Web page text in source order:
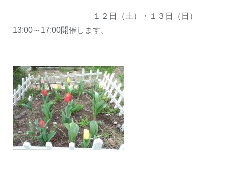
１２日（土）・１３日（日）
13:00～17:00開催します。